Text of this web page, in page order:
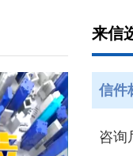
来信
信件
咨询